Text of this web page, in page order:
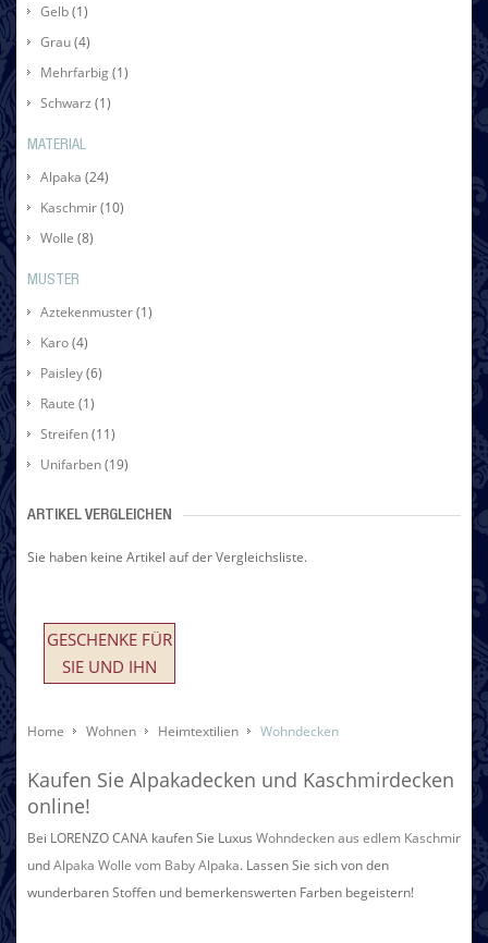
Gelb(1)
Grau(4)
Mehrfarbig(1)
Schwarz (1)
MATERIAL
Alpaka (24)
Kaschmir(10)
Wolle (8)
MUSTER
Aztekenmuster(1)
Karo(4)
Paisley(6)
Raute (1)
Streifen(11)
Unifarben(19)
ARTIKEL VERGLEICHEN
Sie haben keine Artikel auf der Vergleichsliste.
GESCHENKE FÜR
SIE UND IHN
Home Wohnen Heimtextilien Wohndecken
Kaufen Sie Alpakadecken und Kaschmirdecken
online!
Bei LORENZO CANA kaufen Sie Luxus Wohndecken aus edlem Kaschmir
undAlpaka Wolle vom Baby Alpaka. Lassen Sie sich von den
wunderbaren Stoffen und bemerkenswerten Farben begeistern!